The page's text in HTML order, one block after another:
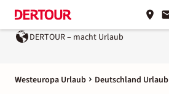
DERTOUR – macht Urlaub
Westeuropa Urlaub Deutschland Urlaub